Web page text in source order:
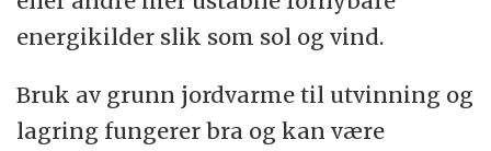
energikilder slik som sol og vind.
Bruk av grunn jordvarme til utvinning og
lagring fungerer bra og kan være